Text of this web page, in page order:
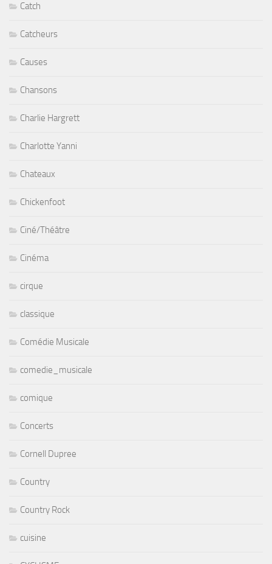
Catch
Catcheurs
Causes
Chansons
Charlie Hargrett
Charlotte Yanni
Chateaux
Chickenfoot
Ciné/Théâtre
Cinéma
cirque
classique
Comédie Musicale
comedie_musicale
comique
Concerts
Cornell Dupree
Country
Country Rock
cuisine